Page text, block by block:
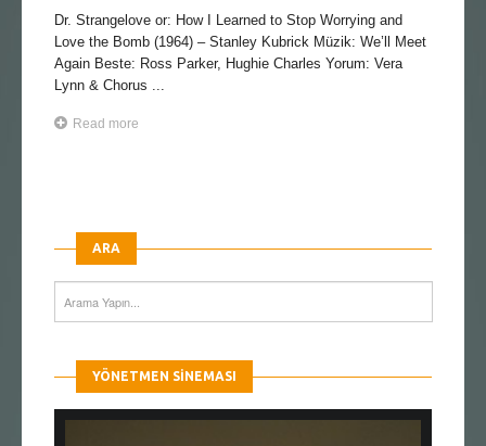
Dr. Strangelove or: How I Learned to Stop Worrying and
Love the Bomb (1964) – Stanley Kubrick Müzik: We’ll Meet
Again Beste: Ross Parker, Hughie Charles Yorum: Vera
Lynn & Chorus ...
Read more
ARA
YÖNETMEN SINEMASI